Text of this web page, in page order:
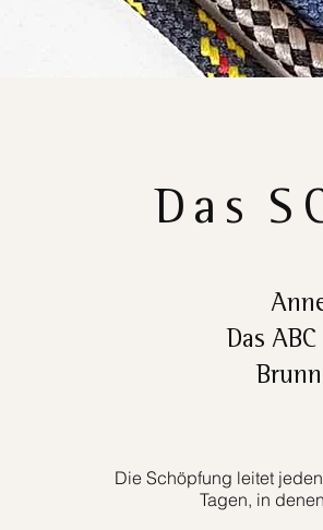
Das
Das
Die Schöpfung leitet
Tagen, in